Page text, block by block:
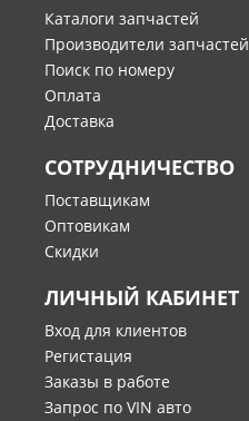
Каталоги запчастей
Производители запчастей
Поиск по номеру
Оплата
Доставка
СОТРУДНИЧЕСТВО
Поставщикам
Оптовикам
Скидки
ЛИЧНЫЙ КАБИНЕТ
Вход для клиентов
Регистация
Заказы в работе
Запрос по VIN авто